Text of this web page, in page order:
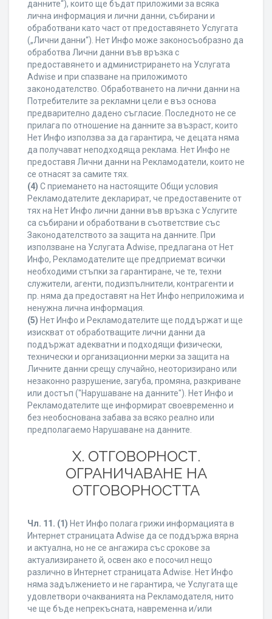
данните“), които ще бъдат приложими за всяка
лична информация и лични данни, събирани и
обработвани като част от предоставянето Услугата
(„Лични данни“). Нет Инфо може законосъобразно да
обработва Лични данни във връзка с
предоставянето и администрирането на Услугата
Adwise и при спазване на приложимото
законодателство. Обработването на лични данни на
Потребителите за рекламни цели е въз основа
предварително дадено съгласие. Последното не се
прилага по отношение на данните за възраст, които
Нет Инфо използва за да гарантира, че децата няма
да получават неподходяща реклама. Нет Инфо не
предоставя Лични данни на Рекламодатели, които не
се отнасят за самите тях.
(4) С приемането на настоящите Общи условия
Рекламодателите декларират, че предоставените от
тях на Нет Инфо лични данни във връзка с Услугите
са събирани и обработвани в съответствие със
Законодателството за защита на данните. При
използване на Услугата Adwise, предлагана от Нет
Инфо, Рекламодателите ще предприемат всички
необходими стъпки за гарантиране, че те, техни
служители, агенти, подизпълнители, контрагенти и
пр. няма да предоставят на Нет Инфо неприложима и
ненужна лична информация.
(5) Нет Инфо и Рекламодателите ще поддържат и ще
изискват от обработващите лични данни да
поддържат адекватни и подходящи физически,
технически и организационни мерки за защита на
Личните данни срещу случайно, неоторизирано или
незаконно разрушение, загуба, промяна, разкриване
или достъп ("Нарушаване на данните"). Нет Инфо и
Рекламодателите ще информират своевременно и
без необоснована забава за всяко реално или
предполагаемо Нарушаване на данните.
X. ОТГОВОРНОСТ.
ОГРАНИЧАВАНЕ НА
ОТГОВОРНОСТТА
Чл. 11. (1) Нет Инфо полага грижи информацията в
Интернет страницата Adwise да се поддържа вярна
и актуална, но не се ангажира със срокове за
актуализирането й, освен ако е посочил нещо
различно в Интернет страницата Adwise. Нет Инфо
няма задължението и не гарантира, че Услугата ще
удовлетвори очакванията на Рекламодателя, нито
че ще бъде непрекъсната, навременна и/или